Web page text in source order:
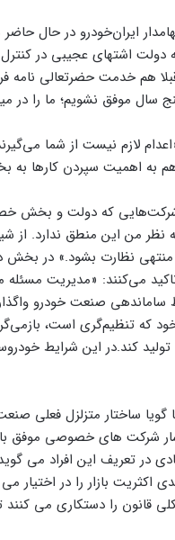
هم خدمت حضرتعالی نامه
سال موفق نشویم؛ ما را در
لازم نیست از شما
هم به اهمیت سپردن کارها
که دولت و بخش
من این منطق ندارد. از
منتهی نظارت بشود.» در بخش
می‌کنند: «مدیریت
ساماندهی صنعت خودرو
که تنظیم‌گری است،
کند.در این شرایط
ساختار متزلزل فعلی
شرکت های خصوصی موفق
در تعریف این افراد می
اکثریت بازار را در اختیار
قانون را دستکاری می کنند